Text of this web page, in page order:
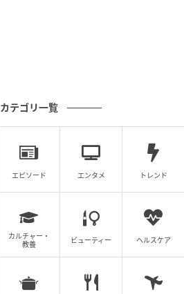
カテゴリ一覧
エピソード エンタメ トレンド
カルチャー・
教養
ビューティー ヘルスケア